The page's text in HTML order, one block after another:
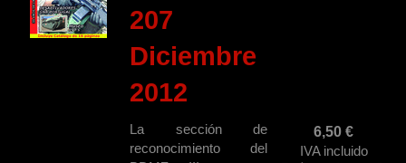
6,50 €
IVA incluido
207
Diciembre
2012
La sección de
reconocimiento del